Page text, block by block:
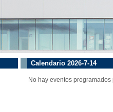
Calendario 2026-7-14
No hay eventos